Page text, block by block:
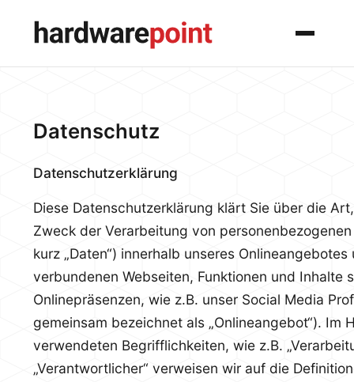
Menü
Datenschutz
Datenschutzerklärung
Diese Datenschutzerklärung klärt Sie über die
Zweck der Verarbeitung von
kurz „Daten“) innerhalb unseres
verbundenen Webseiten, Funktionen und Inhalte
Onlinepräsenzen, wie z.B. unser Social Media
gemeinsam bezeichnet als „Onlineangebot“). Im
verwendeten Begrifflichkeiten, wie z.B.
„Verantwortlicher“ verweisen wir auf die